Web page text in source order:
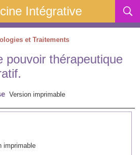
Intégrative
et Traitements
pouvoir thérapeutique
Version imprimable
imprimable